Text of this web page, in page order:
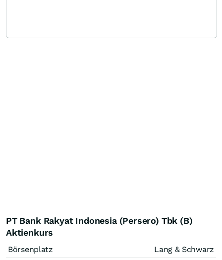
PT Bank Rakyat Indonesia (Persero) Tbk (B)
Aktienkurs
Börsenplatz
Lang & Schwarz